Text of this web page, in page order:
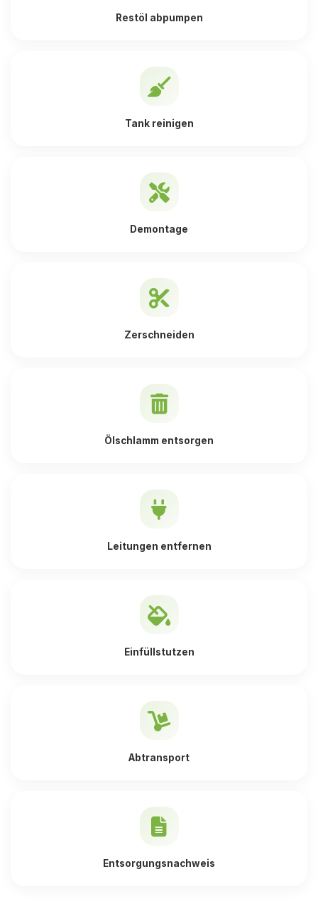
Restöl abpumpen
Tank reinigen
Demontage
Zerschneiden
Ölschlamm entsorgen
Leitungen entfernen
Einfüllstutzen
Abtransport
Entsorgungsnachweis